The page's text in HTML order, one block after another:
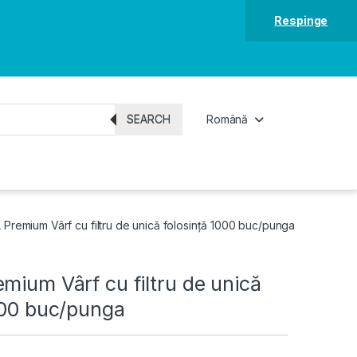
Respinge
SEARCH Română
Premium Vârf cu filtru de unică folosință 1000 buc/punga
Vârf cu filtru de unică
buc/punga